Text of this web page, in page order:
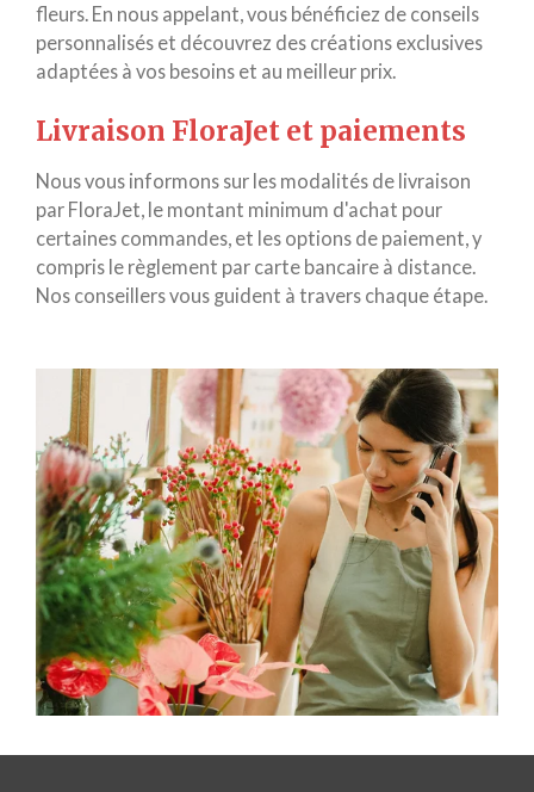
fleurs. En nous appelant, vous bénéficiez de conseils
personnalisés et découvrez des créations exclusives
adaptées à vos besoins et au meilleur prix.
Livraison FloraJet et paiements
Nous vous informons sur les modalités de livraison
par FloraJet, le montant minimum d'achat pour
certaines commandes, et les options de paiement, y
compris le règlement par carte bancaire à distance.
Nos conseillers vous guident à travers chaque étape.